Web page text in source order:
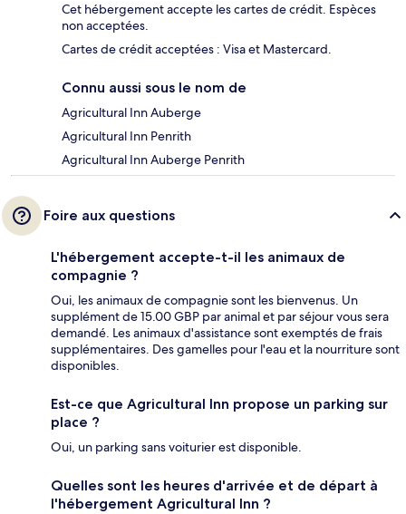
Cet hébergement accepte les cartes de crédit. Espèces
non acceptées.
Cartes de crédit acceptées : Visa et Mastercard.
Connu aussi sous le nom de
Agricultural Inn Auberge
Agricultural Inn Penrith
Agricultural Inn Auberge Penrith
Foire aux questions
L'hébergement accepte-t-il les animaux de
compagnie ?
Oui, les animaux de compagnie sont les bienvenus. Un
supplément de 15.00 GBP par animal et par séjour vous sera
demandé. Les animaux d'assistance sont exemptés de frais
supplémentaires. Des gamelles pour l'eau et la nourriture sont
disponibles.
Est-ce que Agricultural Inn propose un parking sur
place ?
Oui, un parking sans voiturier est disponible.
Quelles sont les heures d'arrivée et de départ à
l'hébergement Agricultural Inn ?